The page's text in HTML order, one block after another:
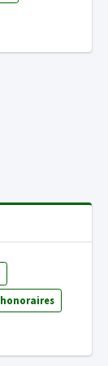
honoraires